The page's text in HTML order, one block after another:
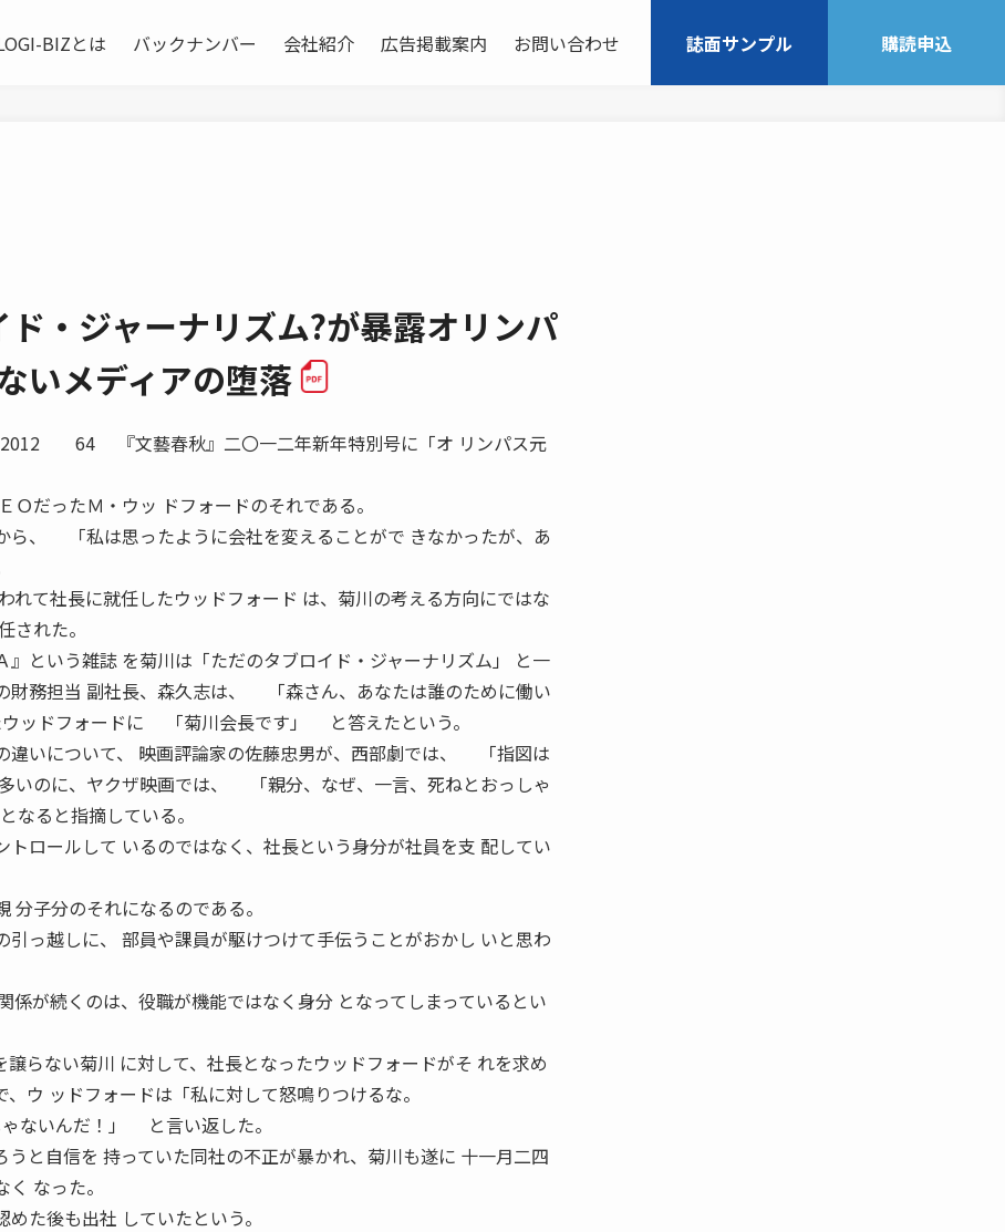
BIZとは バックナンバー 会社紹介 広告掲載案内 お問い合わせ 誌面サンプル 購読申込
・ジャーナリズム?が暴露オリンパ
いメディアの堕落
2012 64 『文藝春秋』二〇一二年新年特別号に「オ リンパス元
ＯだったＭ・ウッ ドフォードのそれである。
ら、 「私は思ったように会社を変えることがで きなかったが、あ
て社長に就任したウッドフォード は、菊川の考える方向にではな
された。
という雑誌 を菊川は「ただのタブロイド・ジャーナリズム」 と一
財務担当 副社長、森久志は、 「森さん、あなたは誰のために働い
ッドフォードに 「菊川会長です」 と答えたという。
違いについて、 映画評論家の佐藤忠男が、西部劇では、 「指図は
のに、ヤクザ映画では、 「親分、なぜ、一言、死ねとおっしゃ
ると指摘している。
ロールして いるのではなく、社長という身分が社員を支 配してい
子分のそれになるのである。
っ越しに、 部員や課員が駆けつけて手伝うことがおかし いと思わ
係が続くのは、役職が機能ではなく身分 となってしまっているとい
らない菊川 に対して、社長となったウッドフォードがそ れを求め
ウ ッドフォードは「私に対して怒鳴りつけるな。
ないんだ！」 と言い返した。
と自信を 持っていた同社の不正が暴かれ、菊川も遂に 十一月二四
なった。
た後も出社 していたという。